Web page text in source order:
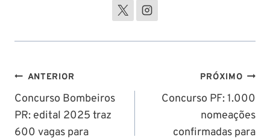
Navegação
de
Post
ANTERIOR
Concurso Bombeiros
PR: edital 2025 traz
600 vagas para
PRÓXIMO
Concurso PF: 1.000
nomeações
confirmadas para